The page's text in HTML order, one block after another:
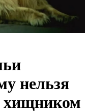
нельзя
хищником